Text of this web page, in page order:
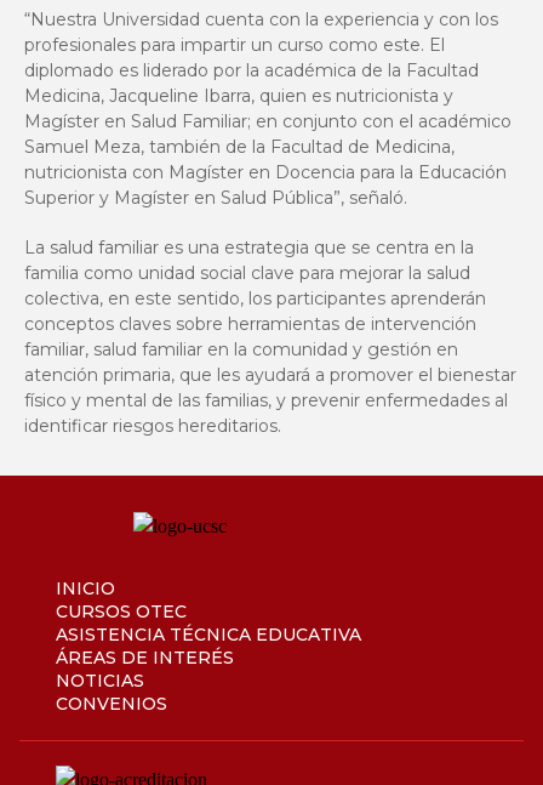
“Nuestra Universidad cuenta con la experiencia y con los
profesionales para impartir un curso como este. El
diplomado es liderado por la académica de la Facultad
Medicina, Jacqueline Ibarra, quien es nutricionista y
Magíster en Salud Familiar; en conjunto con el académico
Samuel Meza, también de la Facultad de Medicina,
nutricionista con Magíster en Docencia para la Educación
Superior y Magíster en Salud Pública”, señaló.
La salud familiar es una estrategia que se centra en la
familia como unidad social clave para mejorar la salud
colectiva, en este sentido, los participantes aprenderán
conceptos claves sobre herramientas de intervención
familiar, salud familiar en la comunidad y gestión en
atención primaria, que les ayudará a promover el bienestar
físico y mental de las familias, y prevenir enfermedades al
identificar riesgos hereditarios.
INICIO
CURSOS OTEC
ASISTENCIA TÉCNICA EDUCATIVA
ÁREAS DE INTERÉS
NOTICIAS
CONVENIOS